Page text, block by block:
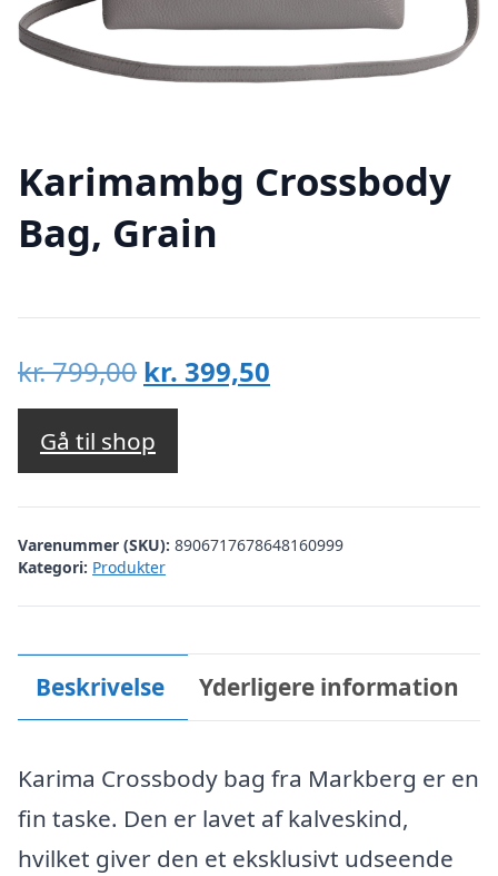
Karimambg Crossbody
Bag, Grain
kr.799,00 Den
oprindelige
pris
var:
kr. 799,00.
kr. 399,50
kr. 399,50.
Gå til shop
Varenummer (SKU): 8906717678648160999
Kategori: Produkter
Beskrivelse Yderligere information
Karima Crossbody bag fra Markberg er en
fin taske. Den er lavet af kalveskind,
hvilket giver den et eksklusivt udseende